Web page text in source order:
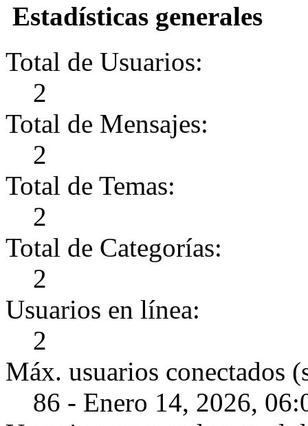
Estadísticas generales
Total de Usuarios:
2
Total de Mensajes:
2
Total de Temas:
2
Total de Categorías:
2
Usuarios en línea:
2
Máx. usuarios conectados
86 - Enero 14, 2026,